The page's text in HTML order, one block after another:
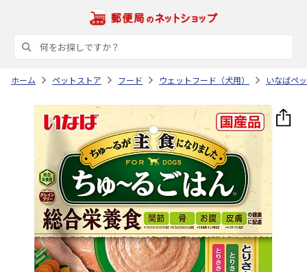
ホーム ペットストア フード ウェットフード（犬用） いなばペ